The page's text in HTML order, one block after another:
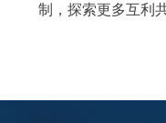
制，探索更多互利